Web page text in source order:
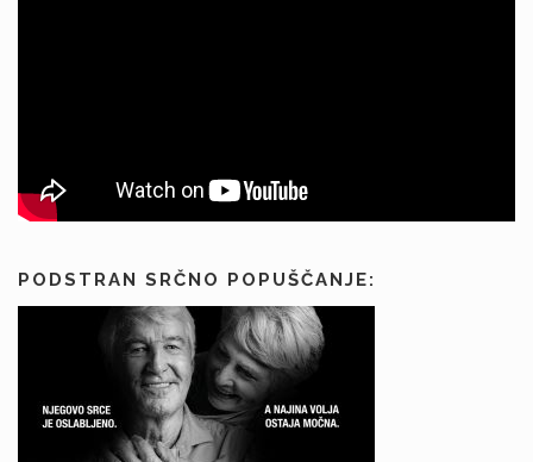
PODSTRAN SRČNO POPUŠČANJE: